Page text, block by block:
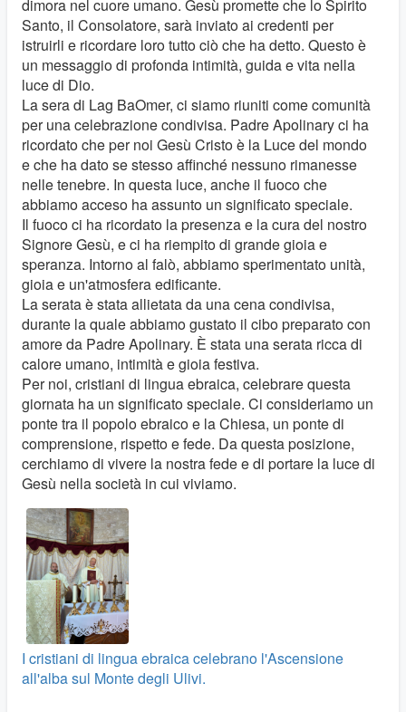
dimora nel cuore umano. Gesù promette che lo Spirito
Santo, il Consolatore, sarà inviato ai credenti per
istruirli e ricordare loro tutto ciò che ha detto. Questo è
un messaggio di profonda intimità, guida e vita nella
luce di Dio.
La sera di Lag BaOmer, ci siamo riuniti come comunità
per una celebrazione condivisa. Padre Apolinary ci ha
ricordato che per noi Gesù Cristo è la Luce del mondo
e che ha dato se stesso affinché nessuno rimanesse
nelle tenebre. In questa luce, anche il fuoco che
abbiamo acceso ha assunto un significato speciale.
Il fuoco ci ha ricordato la presenza e la cura del nostro
Signore Gesù, e ci ha riempito di grande gioia e
speranza. Intorno al falò, abbiamo sperimentato unità,
gioia e un'atmosfera edificante.
La serata è stata allietata da una cena condivisa,
durante la quale abbiamo gustato il cibo preparato con
amore da Padre Apolinary. È stata una serata ricca di
calore umano, intimità e gioia festiva.
Per noi, cristiani di lingua ebraica, celebrare questa
giornata ha un significato speciale. Ci consideriamo un
ponte tra il popolo ebraico e la Chiesa, un ponte di
comprensione, rispetto e fede. Da questa posizione,
cerchiamo di vivere la nostra fede e di portare la luce di
Gesù nella società in cui viviamo.
I cristiani di lingua ebraica celebrano l'Ascensione
all'alba sul Monte degli Ulivi.